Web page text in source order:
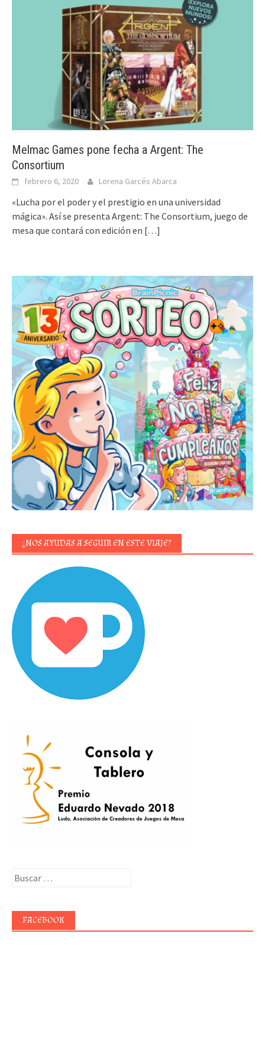
Melmac Games pone fecha a Argent: The
Consortium
febrero 6, 2020 Lorena Garcés Abarca
«Lucha por el poder y el prestigio en una universidad
mágica». Así se presenta Argent: The Consortium, juego de
mesa que contará con edición en […]
¿NOS AYUDAS A SEGUIR EN ESTE VIAJE?
Buscar:
FACEBOOK